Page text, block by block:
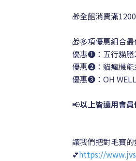
🎁全館消費滿
🎁多項優惠組合
優惠➊：五行貓膳
優惠➋：貓瘋機能
優惠➌：OH
📢以上皆適用會員
讓我們把對毛寶的
💕https://